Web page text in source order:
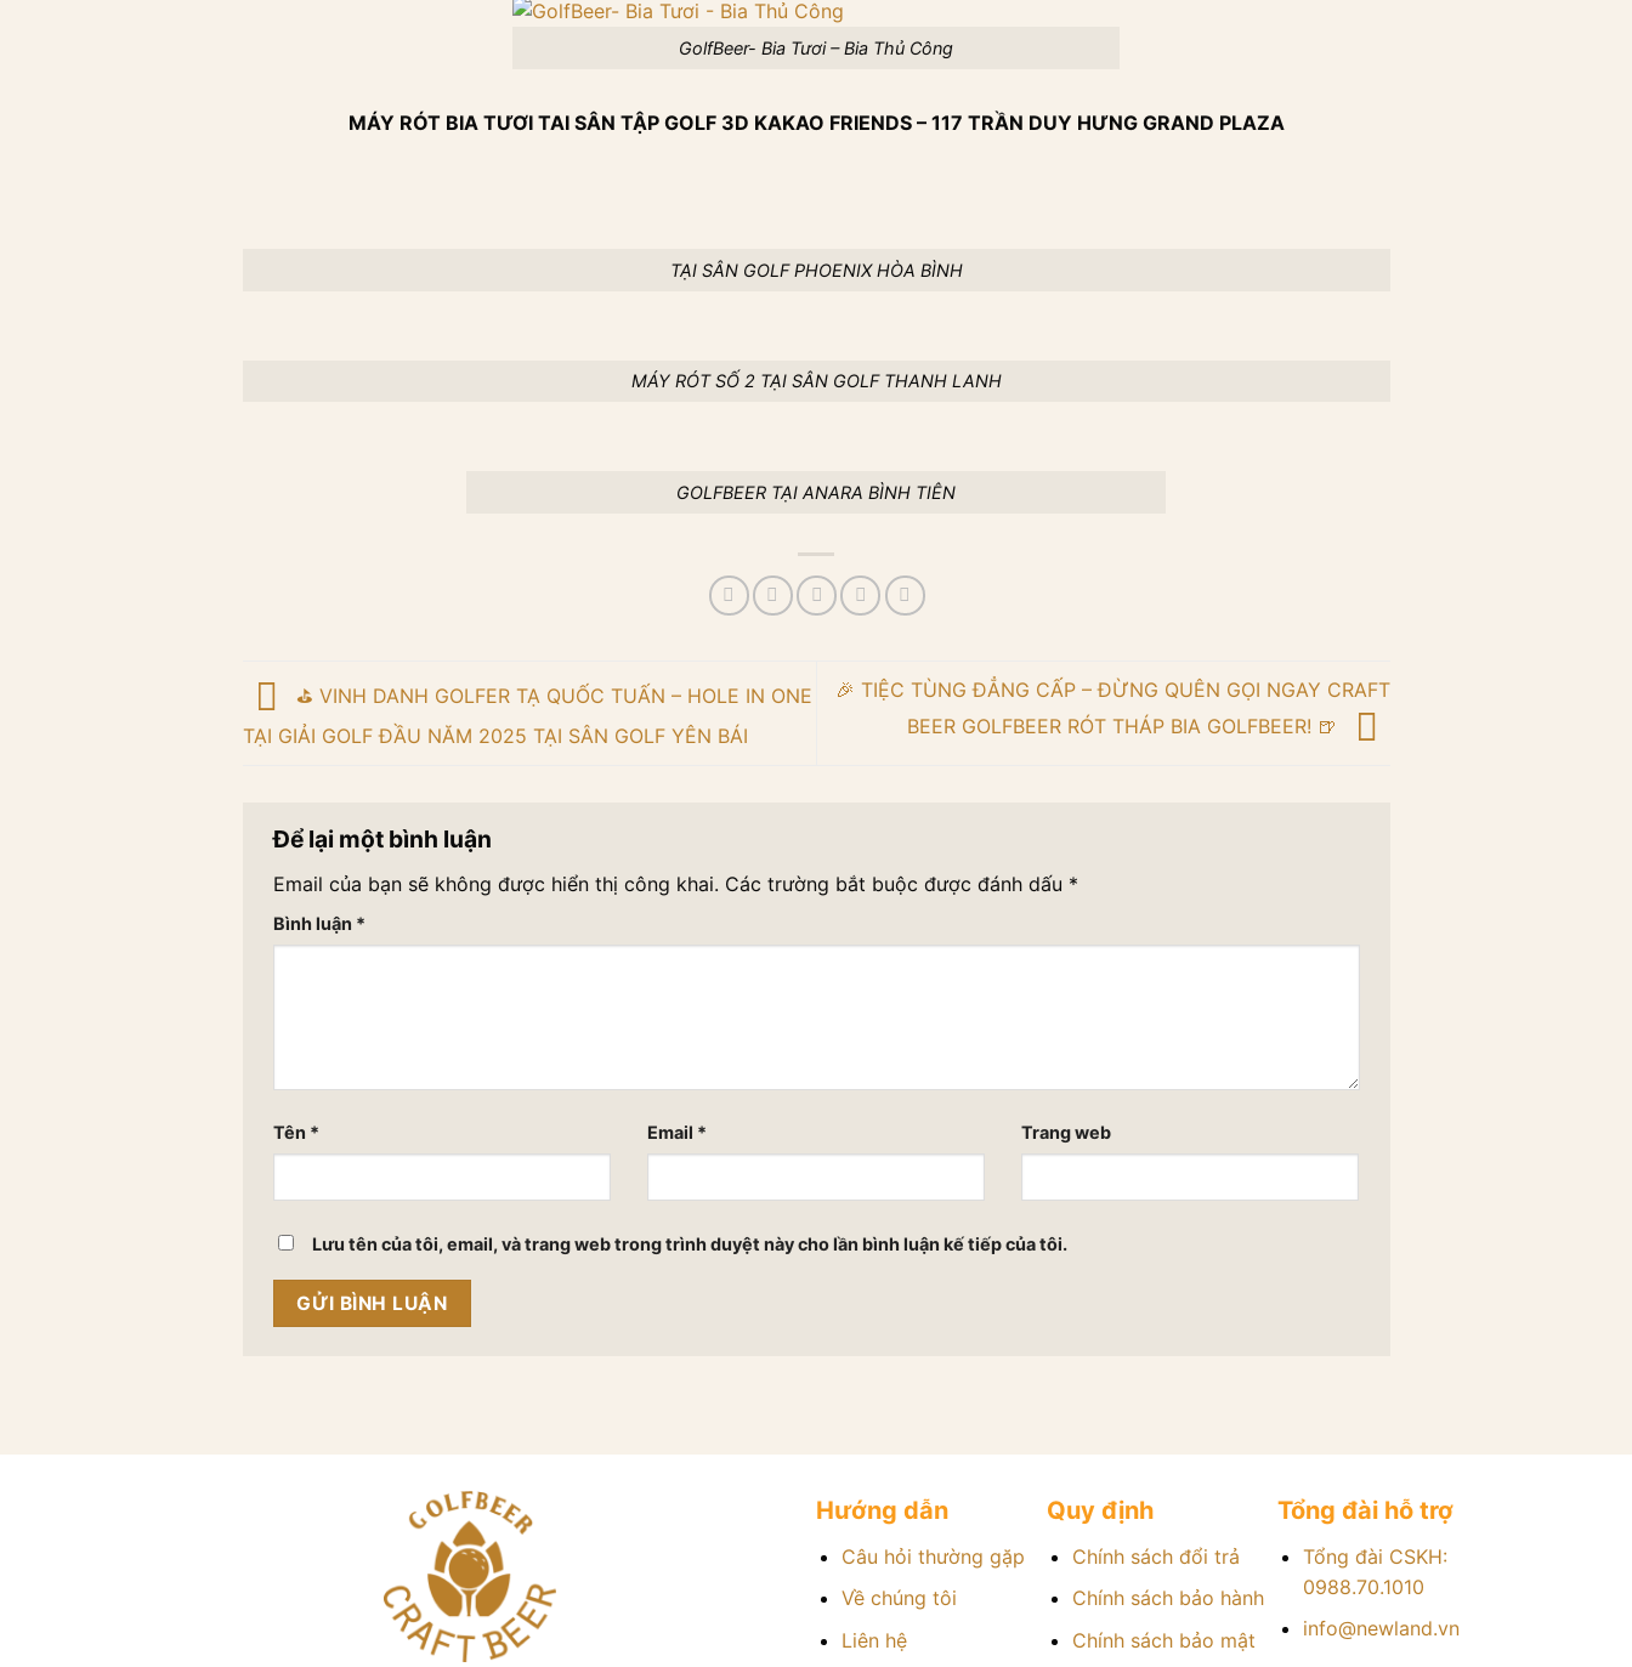
GolfBeer- Bia Tươi – Bia Thủ Công
MÁY RÓT BIA TƯƠI TAI SÂN TẬP GOLF 3D KAKAO FRIENDS – 117 TRẦN DUY HƯNG GRAND PLAZA
TẠI SÂN GOLF PHOENIX HÒA BÌNH
MÁY RÓT SỐ 2 TẠI SÂN GOLF THANH LANH
GOLFBEER TẠI ANARA BÌNH TIÊN
⛳ VINH DANH GOLFER TẠ QUỐC TUẤN – HOLE IN ONE
TẠI GIẢI GOLF ĐẦU NĂM 2025 TẠI SÂN GOLF YÊN BÁI
🎉 TIỆC TÙNG ĐẲNG CẤP – ĐỪNG QUÊN GỌI NGAY CRAFT
BEER GOLFBEER RÓT THÁP BIA GOLFBEER! 🍺
Để lại một bình luận
Email của bạn sẽ không được hiển thị công khai. Các trường bắt buộc được đánh dấu *
Bình luận *
Tên * Email * Trang web
Lưu tên của tôi, email, và trang web trong trình duyệt này cho lần bình luận kế tiếp của tôi.
Hướng dẫn
Câu hỏi thường gặp
Về chúng tôi
Liên hệ
Quy định
Chính sách đổi trả
Chính sách bảo hành
Chính sách bảo mật
Tổng đài hỗ trợ
Tổng đài CSKH:
0988.70.1010
info@newland.vn